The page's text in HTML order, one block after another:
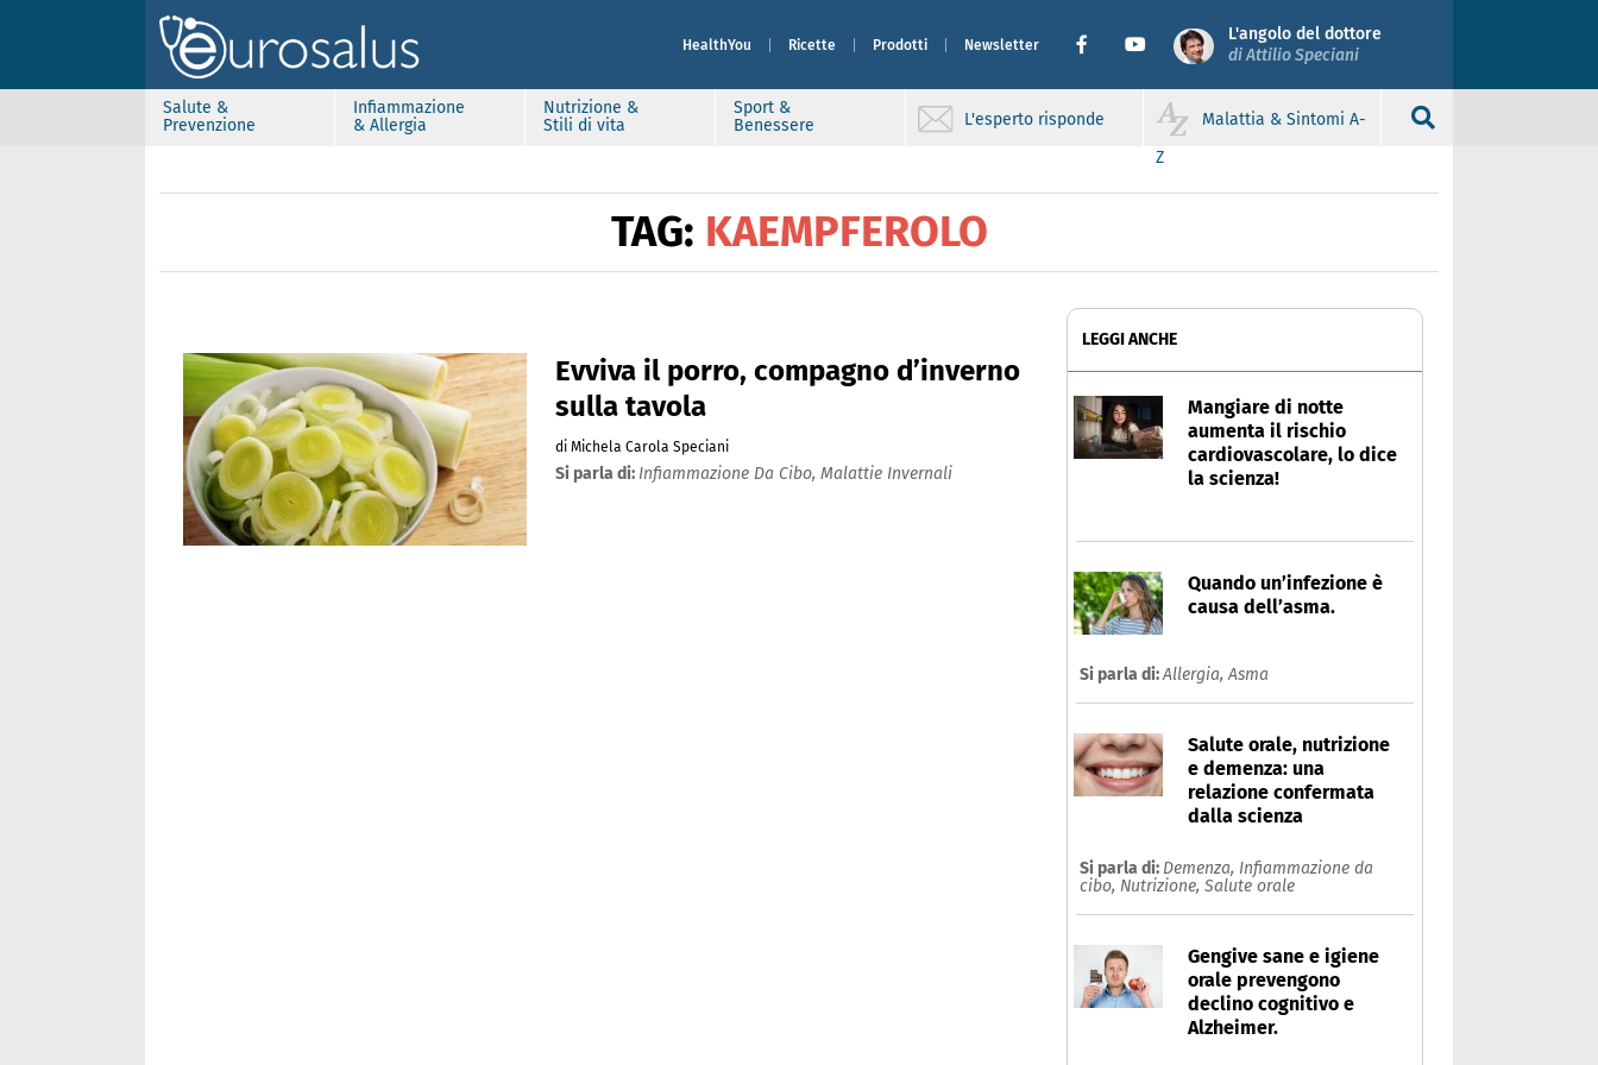
HealthYou Ricette Prodotti Newsletter
L'angolo del dottore
di Attilio Speciani
Salute &
Prevenzione
Infiammazione
& Allergia
Nutrizione &
Stili di vita
Sport &
Benessere
L'esperto risponde
Malattia & Sintomi A-
Z
TAG: KAEMPFEROLO
Evviva il porro, compagno d’inverno
sulla tavola
di Michela Carola Speciani
Si parla di: Infiammazione Da Cibo, Malattie Invernali
LEGGI ANCHE
Mangiare di notte
aumenta il rischio
cardiovascolare, lo dice
la scienza!
Quando un’infezione è
causa dell’asma.
Si parla di:Allergia,Asma
Salute orale, nutrizione
e demenza: una
relazione confermata
dalla scienza
Si parla di: Demenza, Infiammazione da
cibo, Nutrizione, Salute orale
Gengive sane e igiene
orale prevengono
declino cognitivo e
Alzheimer.